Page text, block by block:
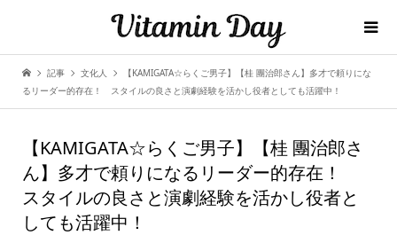
記事 文化人
【KAMIGATA☆らくご男子】【桂 團治郎さん】多才で頼りにな
るリーダー的存在！ スタイルの良さと演劇経験を活かし役者としても活躍中！
【KAMIGATA☆らくご男子】【桂 團治郎さ
ん】多才で頼りになるリーダー的存在！
スタイルの良さと演劇経験を活かし役者と
しても活躍中！